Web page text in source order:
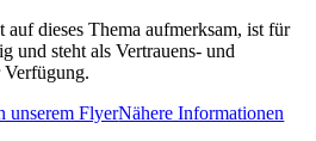
auf dieses Thema aufmerksam, ist für
und steht als Vertrauens- und
Verfügung.
unserem FlyerNähere Informationen